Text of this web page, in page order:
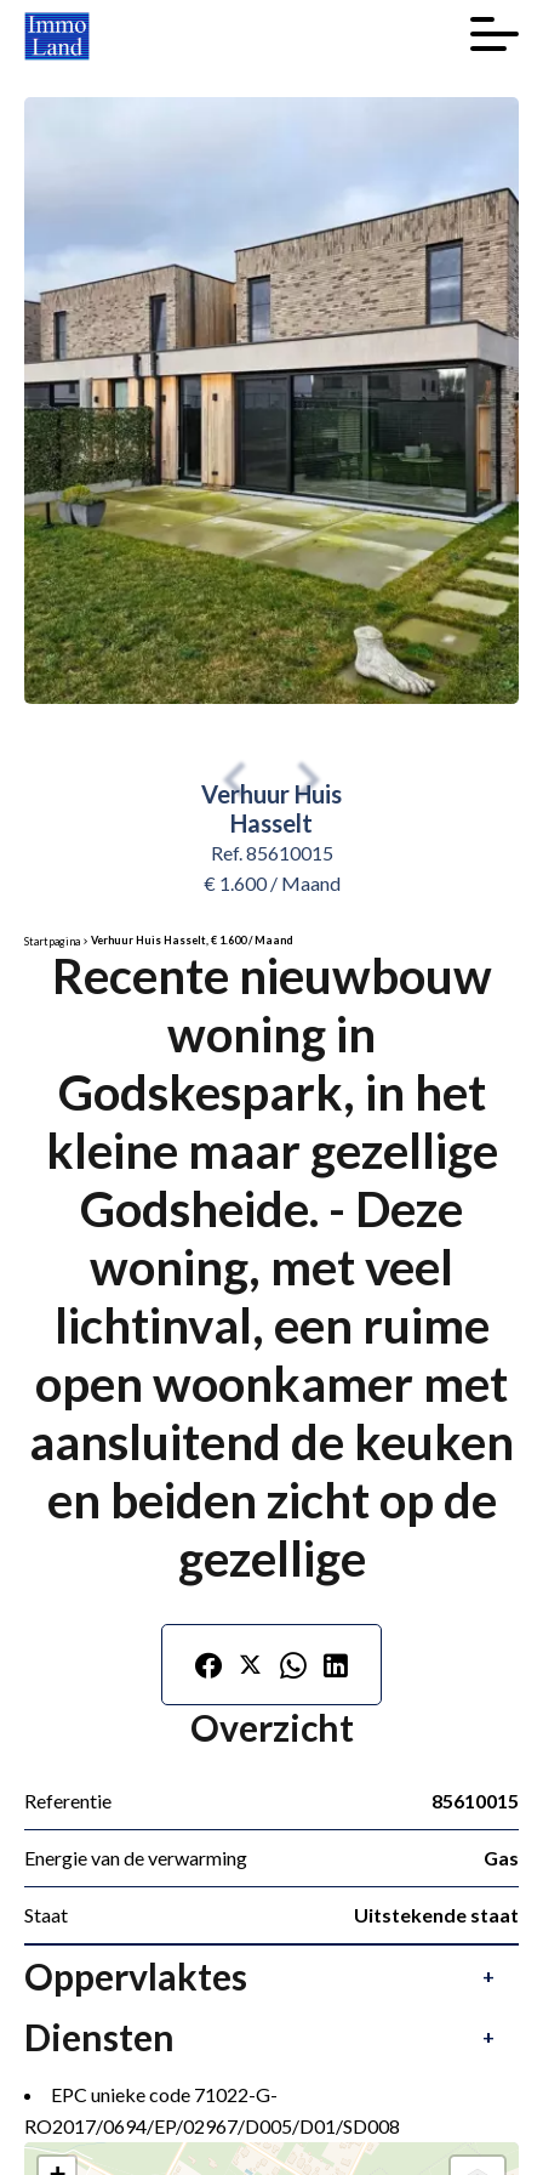
Verhuur Huis
Hasselt
Ref. 85610015
€ 1.600 / Maand
Startpagina Verhuur Huis Hasselt, € 1.600 / Maand
Recente nieuwbouw
woning in
Godskespark, in het
kleine maar gezellige
Godsheide. - Deze
woning, met veel
lichtinval, een ruime
open woonkamer met
aansluitend de keuken
en beiden zicht op de
gezellige
Overzicht
Referentie 85610015
Energie van de verwarming Gas
Staat Uitstekende staat
Oppervlaktes +
Diensten +
EPC unieke code 71022-G-
RO2017/0694/EP/02967/D005/D01/SD008